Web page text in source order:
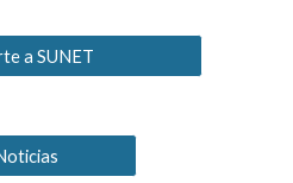
a SUNET